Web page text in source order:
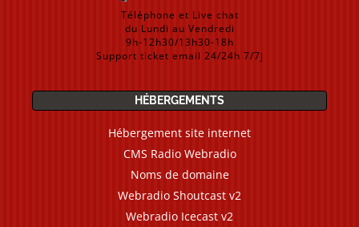
Téléphone et Live chat
du Lundi au Vendredi
9h-12h30/13h30-18h
Support ticket email 24/24h 7/7j
HÉBERGEMENTS
Hébergement site internet
CMS Radio Webradio
Noms de domaine
Webradio Shoutcast v2
Webradio Icecast v2